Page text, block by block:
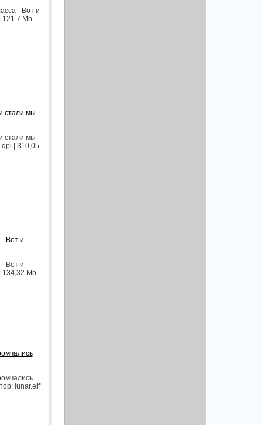
- Вот и
121.7 Mb
стали мы
стали мы
| 310,05
- Вот и
- Вот и
134,32 Mb
lunar.elf